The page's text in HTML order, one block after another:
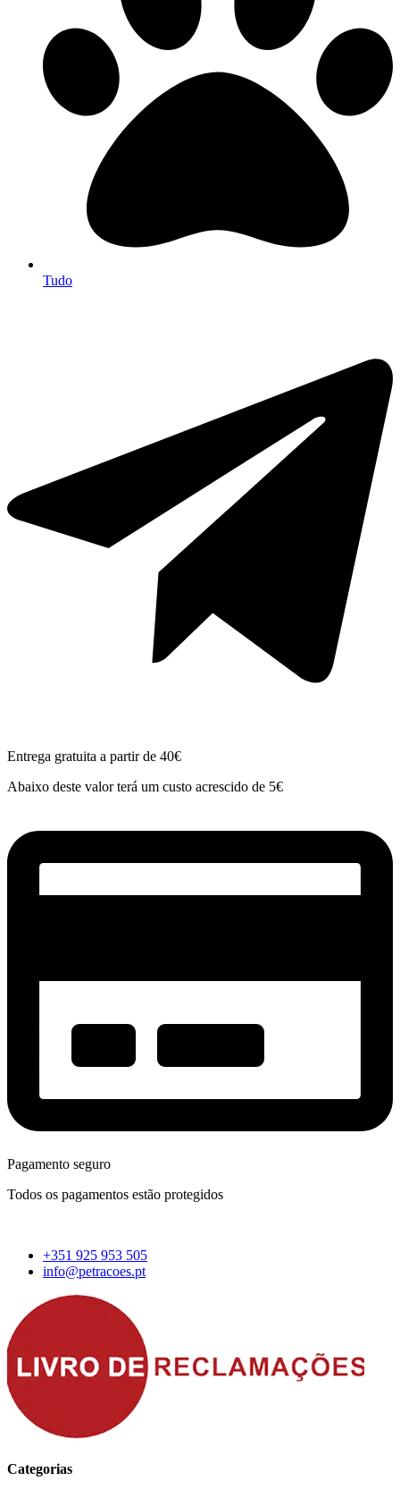
Tudo
Entrega gratuita a partir de 40€
Abaixo deste valor terá um custo acrescido de 5€
Pagamento seguro
Todos os pagamentos estão protegidos
+351 925 953 505
info@petracoes.pt
Categorias